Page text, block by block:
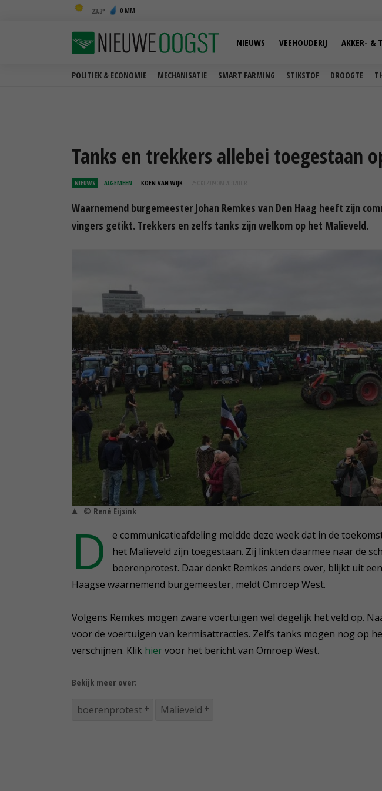
23,3 0 MM
POLITIEK & ECONOMIE MECHANISATIE SMART FARMING STIKSTOF DROOGTE
NIEUWS VEEHOUDERIJ AKKER- &
Tanks en trekkers allebei toegestaan
NIEUWS ALGEMEEN KOEN VAN WIJK 25 OKT 2019 OM 20:12
Waarnemend burgemeester Johan Remkes van Den Haag heeft zijn
vingers getikt. Trekkers en zelfs tanks zijn welkom op het Malieveld.
© René Eijsink
D
e communicatieafdeling meldde deze week dat in de
het Malieveld zijn toegestaan. Zij linkten daarmee naar de
boerenprotest. Daar denkt Remkes anders over, blijkt uit
Haagse waarnemend burgemeester, meldt Omroep West.
Volgens Remkes mogen zware voertuigen wel degelijk het veld op.
voor de voertuigen van kermisattracties. Zelfs tanks mogen nog op
verschijnen. Klik hiervoor het bericht van Omroep West.
Bekijk meer over:
boerenprotest Malieveld